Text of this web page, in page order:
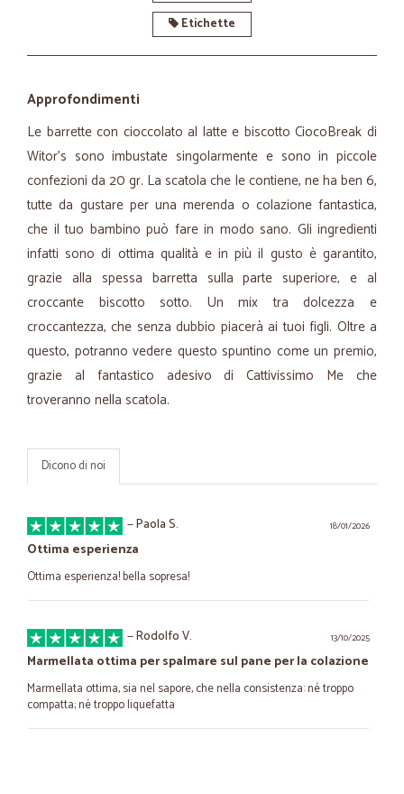
Etichette
Approfondimenti
Le barrette con cioccolato al latte e biscotto CiocoBreak di
Witor's sono imbustate singolarmente e sono in piccole
confezioni da 20 gr. La scatola che le contiene, ne ha ben 6,
tutte da gustare per una merenda o colazione fantastica,
che il tuo bambino può fare in modo sano. Gli ingredienti
infatti sono di ottima qualità e in più il gusto è garantito,
grazie alla spessa barretta sulla parte superiore, e al
croccante biscotto sotto. Un mix tra dolcezza e
croccantezza, che senza dubbio piacerà ai tuoi figli. Oltre a
questo, potranno vedere questo spuntino come un premio,
grazie al fantastico adesivo di Cattivissimo Me che
troveranno nella scatola.
Dicono di noi
18/01/2026
—Paola S.
Ottima esperienza
Ottima esperienza! bella sopresa!
13/10/2025
—Rodolfo V.
Marmellata ottima per spalmare sul pane per la colazione
Marmellata ottima, sia nel sapore, che nella consistenza: né troppo
compatta; né troppo liquefatta